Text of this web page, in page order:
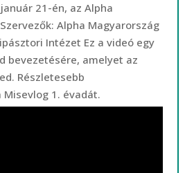
21-én, az Alpha
Alpha Magyarország
Intézet Ez a videó egy
bevezetésére, amelyet az
Részletesebb
1. évadát.